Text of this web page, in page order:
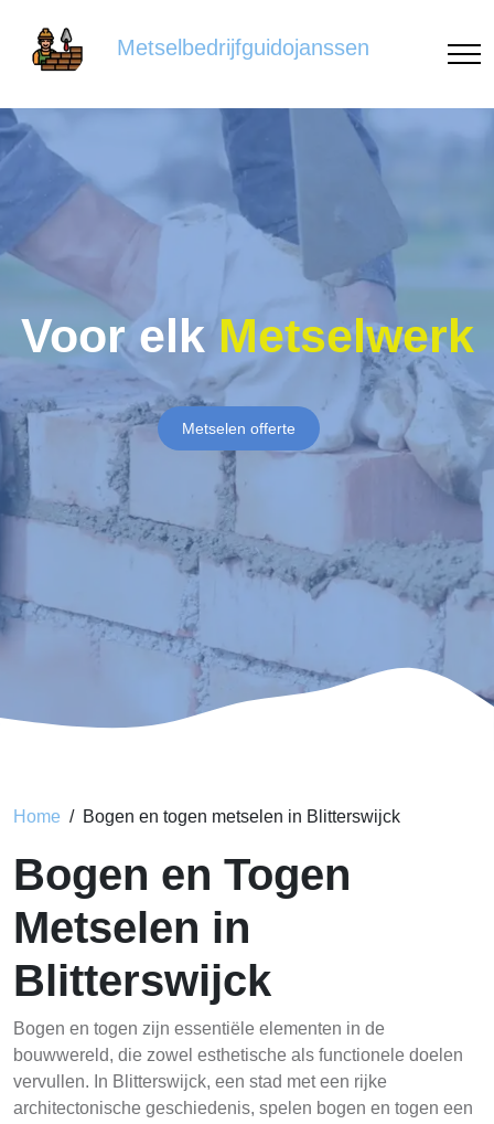
Metselbedrijfguidojanssen
Voor elk Metselwerk
Metselen offerte
Home Bogen en togen metselen in Blitterswijck
Bogen en Togen
Metselen in
Blitterswijck
Bogen en togen zijn essentiële elementen in de
bouwwereld, die zowel esthetische als functionele doelen
vervullen. In Blitterswijck, een stad met een rijke
architectonische geschiedenis, spelen bogen en togen een